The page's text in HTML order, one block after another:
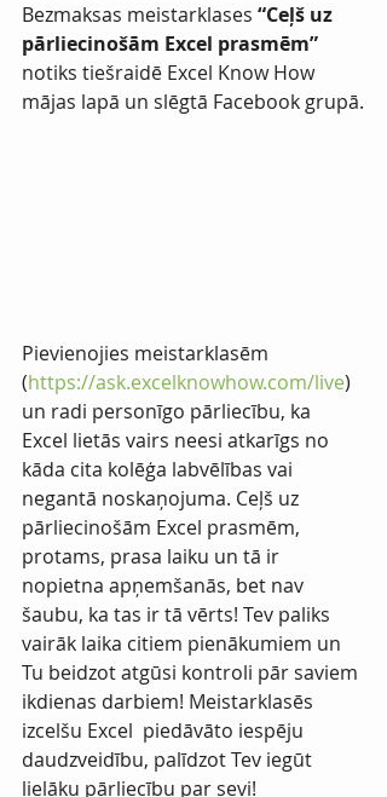
Bezmaksas meistarklases “Ceļš uz
pārliecinošām Excel prasmēm”
notiks tiešraidē Excel Know How
mājas lapā un slēgtā Facebook grupā.
Pievienojies meistarklasēm
(https://ask.excelknowhow.com/live)
un radi personīgo pārliecību, ka
Excel lietās vairs neesi atkarīgs no
kāda cita kolēģa labvēlības vai
negantā noskaņojuma. Ceļš uz
pārliecinošām Excel prasmēm,
protams, prasa laiku un tā ir
nopietna apņemšanās, bet nav
šaubu, ka tas ir tā vērts! Tev paliks
vairāk laika citiem pienākumiem un
Tu beidzot atgūsi kontroli pār saviem
ikdienas darbiem! Meistarklasēs
izcelšu Excel  piedāvāto iespēju
daudzveidību, palīdzot Tev iegūt
lielāku pārliecību par sevi!